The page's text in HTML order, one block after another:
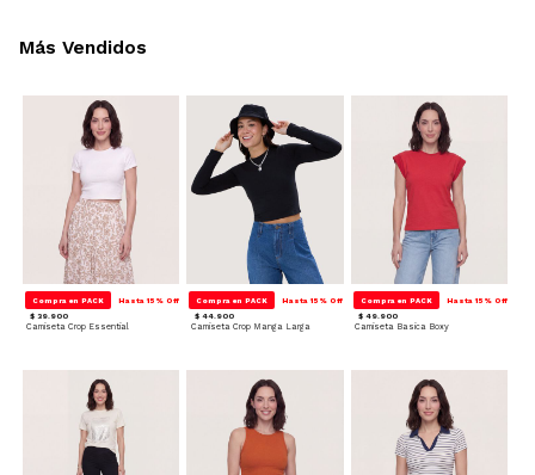
Compra en PACK Hasta 15% Off
$ 39.900
Camiseta Crop Essential
Compra en PACK Hasta 15% Off
$ 44.900
Camiseta Crop Manga Larga
Compra en PACK Hasta 15% Off
$ 49.900
Camiseta Basica Boxy
Más Vendidos